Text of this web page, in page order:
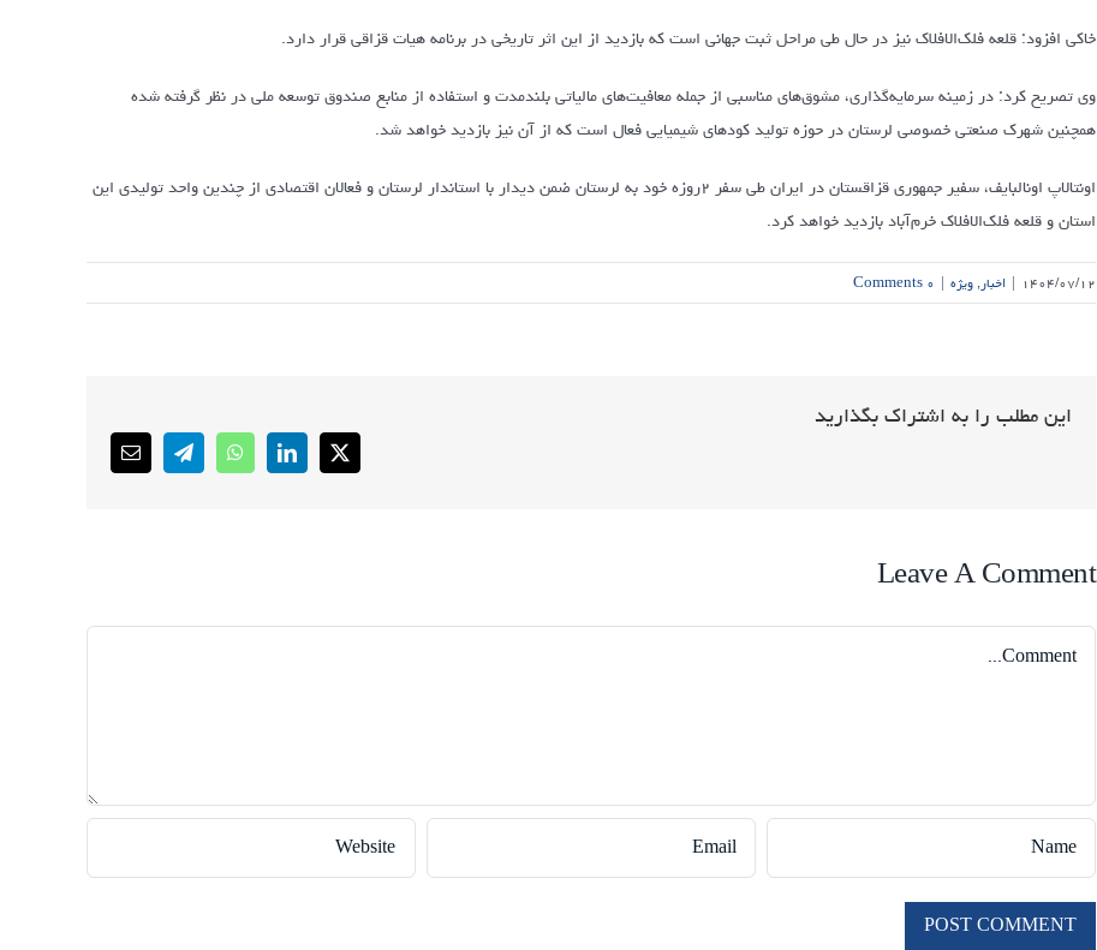
خاکی افزود: قلعه فلک‌الافلاک نیز در حال طی مراحل ثبت جهانی است که بازدید از این اثر تاریخی در برنامه هیات قزاقی قرار دارد.
وی تصریح کرد: در زمینه سرمایه‌گذاری، مشوق‌های مناسبی از جمله معافیت‌های مالیاتی بلندمدت و استفاده از منابع صندوق توسعه ملی در نظر گرفته شده
همچنین شهرک صنعتی خصوصی لرستان در حوزه تولید کودهای شیمیایی فعال است که از آن نیز بازدید خواهد شد.
اونتالاپ اونالبایف، سفیر جمهوری قزاقستان در ایران طی سفر ۲روزه خود به لرستان ضمن دیدار با استاندار لرستان و فعالان اقتصادی از چندین واحد تولیدی این
استان و قلعه فلک‌الافلاک خرم‌آباد بازدید خواهد کرد.
۱۴۰۴/۰۷/۱۲ | اخبار,ویژه | ۰ Comments
این مطلب را به اشتراک بگذارید
X
LinkedIn
WhatsApp
Telegram
Email
Leave A Comment